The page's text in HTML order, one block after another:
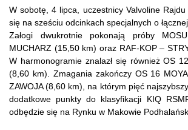
W sobotę, 4 lipca, uczestnicy Valvoline Rajdu
się na sześciu odcinkach specjalnych o
Załogi dwukrotnie pokonają próby
MUCHARZ (15,50 km) oraz RAF-KOP –
W harmonogramie znalazł się również OS
(8,60 km). Zmagania zakończy OS 16
ZAWOJA (8,60 km), na którym pięć
dodatkowe punkty do klasyfikacji KIQ
odbędzie się na Rynku w Makowie